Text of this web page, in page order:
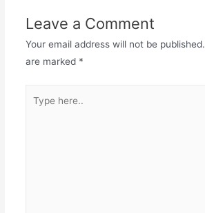
Leave a Comment
Your email address will not be published.
are marked *
here..